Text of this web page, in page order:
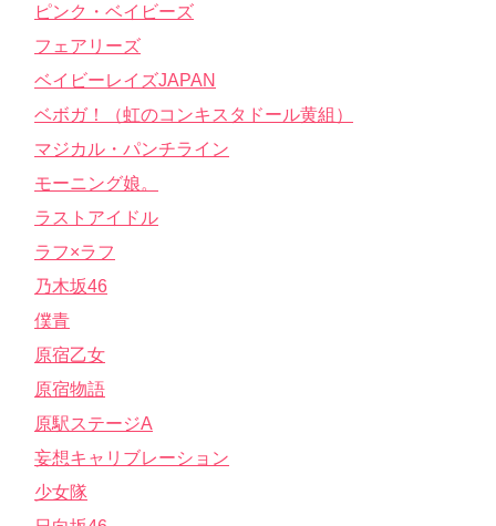
ピンク・ベイビーズ
フェアリーズ
ベイビーレイズJAPAN
ベボガ！（虹のコンキスタドール黄組）
マジカル・パンチライン
モーニング娘。
ラストアイドル
ラフ×ラフ
乃木坂46
僕青
原宿乙女
原宿物語
原駅ステージA
妄想キャリブレーション
少女隊